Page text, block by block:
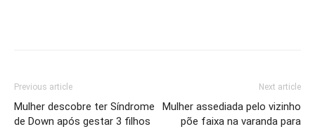
Previous article
Mulher descobre ter Síndrome
de Down após gestar 3 filhos
Next article
Mulher assediada pelo vizinho
põe faixa na varanda para